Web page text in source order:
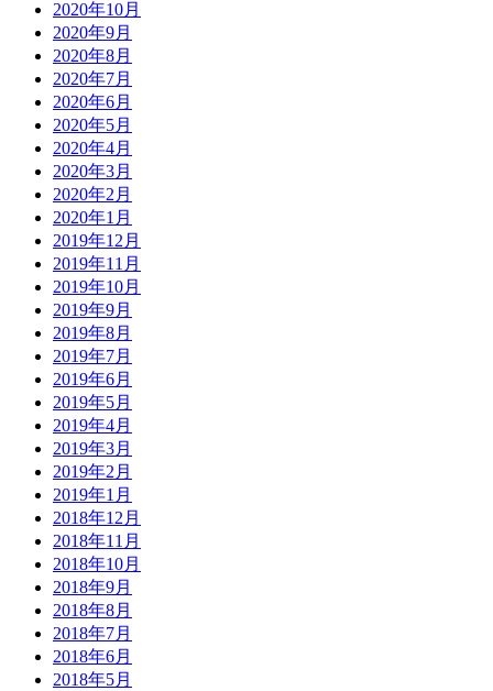
2020年10月
2020年9月
2020年8月
2020年7月
2020年6月
2020年5月
2020年4月
2020年3月
2020年2月
2020年1月
2019年12月
2019年11月
2019年10月
2019年9月
2019年8月
2019年7月
2019年6月
2019年5月
2019年4月
2019年3月
2019年2月
2019年1月
2018年12月
2018年11月
2018年10月
2018年9月
2018年8月
2018年7月
2018年6月
2018年5月